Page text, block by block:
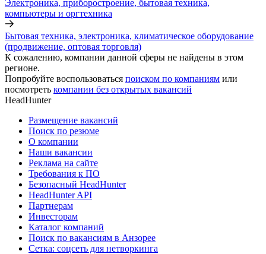
Электроника, приборостроение, бытовая техника,
компьютеры и оргтехника
Бытовая техника, электроника, климатическое оборудование
(продвижение, оптовая торговля)
К сожалению, компании данной сферы не найдены в этом
регионе.
Попробуйте воспользоваться поиском по компаниям или
посмотреть компании без открытых вакансий
HeadHunter
Размещение вакансий
Поиск по резюме
О компании
Наши вакансии
Реклама на сайте
Требования к ПО
Безопасный HeadHunter
HeadHunter API
Партнерам
Инвесторам
Каталог компаний
Поиск по вакансиям в Анзорее
Сетка: соцсеть для нетворкинга